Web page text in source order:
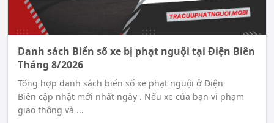
Danh sách Biển số xe bị phạt nguội tại Điện Biên
Tháng 8/2026
Tổng hợp danh sách biển số xe phạt nguội ở Điện
Biên cập nhật mới nhất ngày . Nếu xe của bạn vi phạm
giao thông và ...